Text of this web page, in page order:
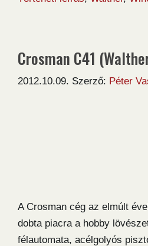
Crosman C41
2012.10.09. Szerző: Péter
A Crosman cég az elmúlt
dobta piacra a hobby
félautomata, acélgolyós